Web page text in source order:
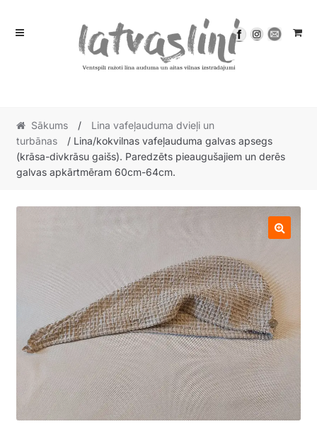
Skip
Skip
Sākums /
Lina vafeļauduma dvieļi un
turbānas
/ Lina/kokvilnas vafeļauduma galvas apsegs
(krāsa-divkrāsu gaišs). Paredzēts pieaugušajiem un derēs
galvas apkārtmēram 60cm-64cm.